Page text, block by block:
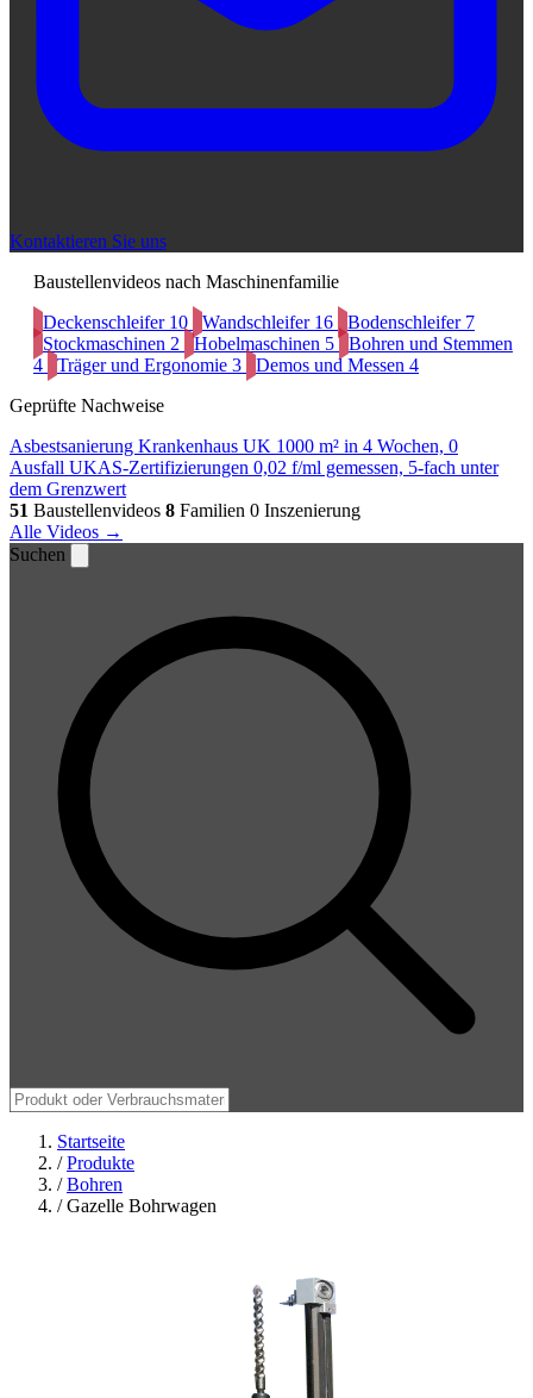
Kontaktieren Sie uns
Baustellenvideos nach Maschinenfamilie
Deckenschleifer 10 Wandschleifer 16 Bodenschleifer 7
Stockmaschinen 2 Hobelmaschinen 5
Bohren und Stemmen
4
Träger und Ergonomie 3 Demos und Messen 4
Geprüfte Nachweise
Asbestsanierung Krankenhaus UK 1000 m² in 4 Wochen, 0
Ausfall UKAS-Zertifizierungen 0,02 f/ml gemessen, 5-fach unter
dem Grenzwert
51 Baustellenvideos 8 Familien 0 Inszenierung
Alle Videos →
Suchen
Startseite
/ Produkte
/ Bohren
/ Gazelle Bohrwagen